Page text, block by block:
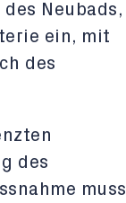
Neubads,
ein, mit
des
des
muss